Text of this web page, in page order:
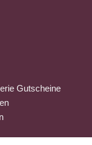
Gutscheine